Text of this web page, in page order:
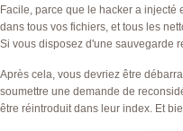
Facile, parce que le hacker a
dans tous vos fichiers, et tous les
Si vous disposez d'une sauvegarde
Après cela, vous devriez être
soumettre une demande de
être réintroduit dans leur index. Et